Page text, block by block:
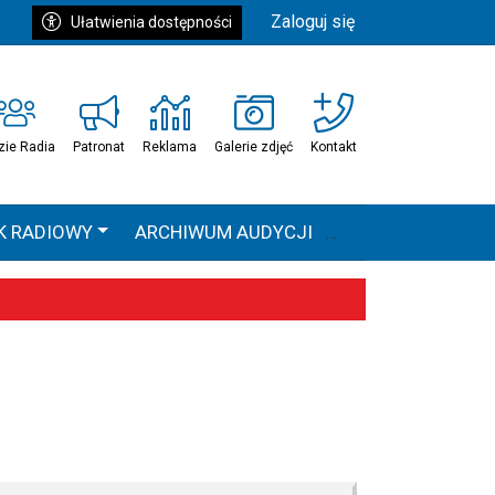
Ułatwienia dostępności Zaloguj się
Radia Patronat Reklama Galerie zdjęć Kontakt
RADIOWY ARCHIWUM AUDYCJI
HEAVEN TOUR